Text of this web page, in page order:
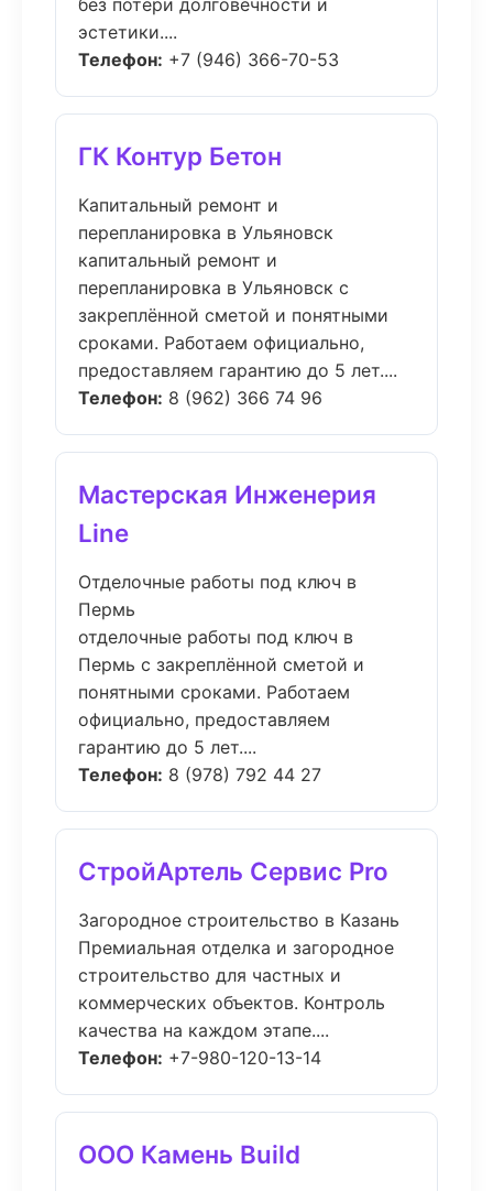
без потери долговечности и
эстетики....
Телефон: +7 (946) 366-70-53
ГК Контур Бетон
Капитальный ремонт и
перепланировка в Ульяновск
капитальный ремонт и
перепланировка в Ульяновск с
закреплённой сметой и понятными
сроками. Работаем официально,
предоставляем гарантию до 5 лет....
Телефон: 8 (962) 366 74 96
Мастерская Инженерия
Line
Отделочные работы под ключ в
Пермь
отделочные работы под ключ в
Пермь с закреплённой сметой и
понятными сроками. Работаем
официально, предоставляем
гарантию до 5 лет....
Телефон: 8 (978) 792 44 27
СтройАртель Сервис Pro
Загородное строительство в Казань
Премиальная отделка и загородное
строительство для частных и
коммерческих объектов. Контроль
качества на каждом этапе....
Телефон: +7-980-120-13-14
ООО Камень Build